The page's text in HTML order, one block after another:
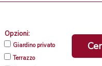
Opzioni:
Giardino privato
Terrazzo